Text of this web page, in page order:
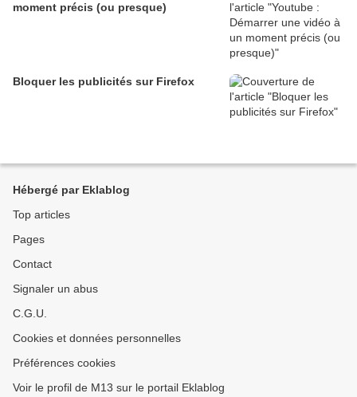
moment précis (ou presque)
Bloquer les publicités sur Firefox
Hébergé par Eklablog
Top articles
Pages
Contact
Signaler un abus
C.G.U.
Cookies et données personnelles
Préférences cookies
Voir le profil de M13 sur le portail Eklablog